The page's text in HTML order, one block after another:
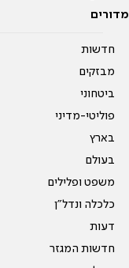
מדורים
חדשות
מבזקים
ביטחוני
פוליטי-מדיני
בארץ
בעולם
משפט ופלילים
כלכלה ונדל"ן
דעות
חדשות המגזר